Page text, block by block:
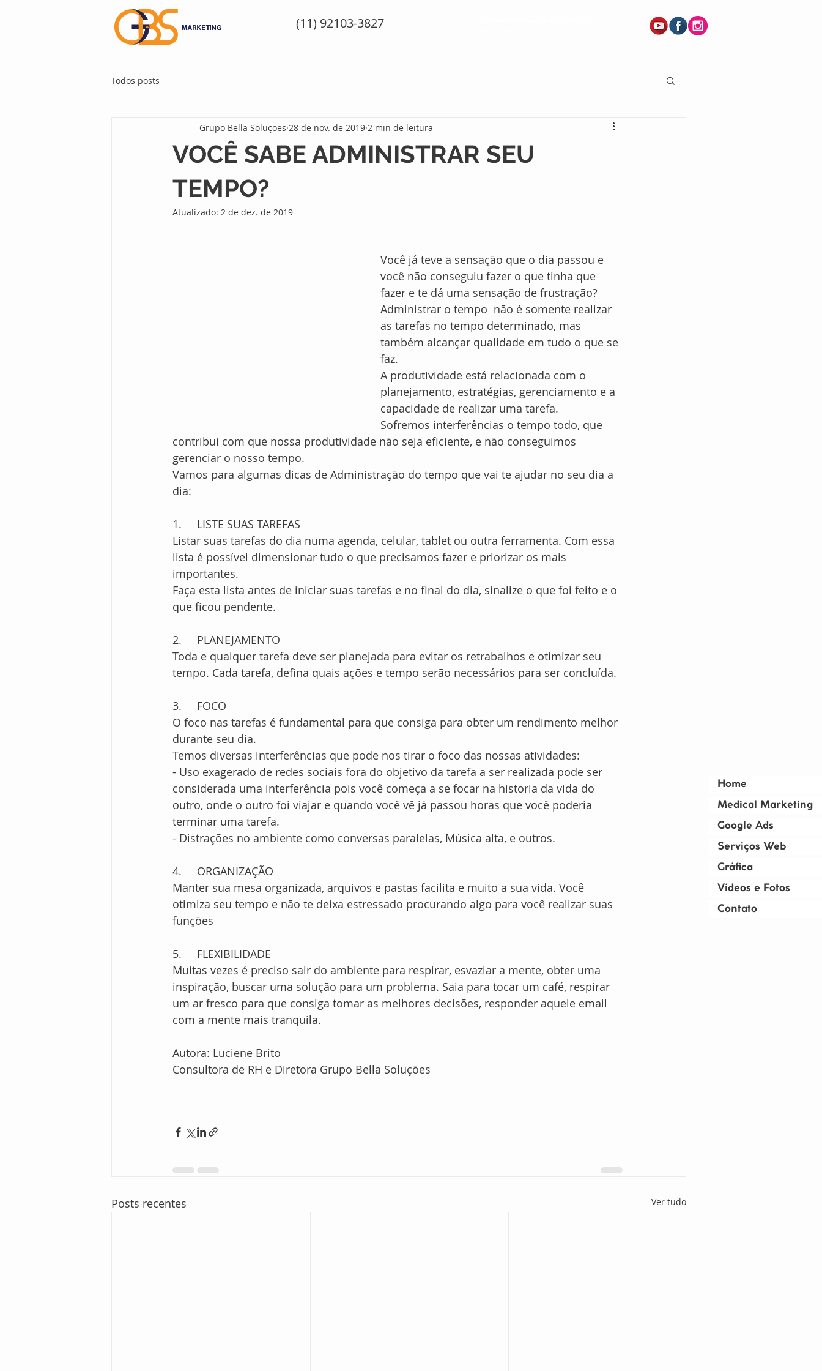
(11) 92103-3827
Home
Medical Marketing
Google Ads
Serviços Web
Gráfica
Vídeos e Fotos
Contato
Todos posts
VOCÊ SABE ADMINISTRAR SEU
TEMPO?
Grupo Bella Soluções 28 de nov. de 2019 2 min de leitura
Atualizado: 2 de dez. de 2019
Você já teve a sensação que o dia passou e
você não conseguiu fazer o que tinha que
fazer e te dá uma sensação de frustração?
Administrar o tempo  não é somente realizar
as tarefas no tempo determinado, mas
também alcançar qualidade em tudo o que se
faz.
A produtividade está relacionada com o
planejamento, estratégias, gerenciamento e a
capacidade de realizar uma tarefa.
Sofremos interferências o tempo todo, que
contribui com que nossa produtividade não seja eficiente, e não conseguimos
gerenciar o nosso tempo.
Vamos para algumas dicas de Administração do tempo que vai te ajudar no seu dia a
dia:
1.	LISTE SUAS TAREFAS
Listar suas tarefas do dia numa agenda, celular, tablet ou outra ferramenta. Com essa
lista é possível dimensionar tudo o que precisamos fazer e priorizar os mais
importantes.
Faça esta lista antes de iniciar suas tarefas e no final do dia, sinalize o que foi feito e o
que ficou pendente.
2.	PLANEJAMENTO
Toda e qualquer tarefa deve ser planejada para evitar os retrabalhos e otimizar seu
tempo. Cada tarefa, defina quais ações e tempo serão necessários para ser concluída.
3.	FOCO
O foco nas tarefas é fundamental para que consiga para obter um rendimento melhor
durante seu dia.
Temos diversas interferências que pode nos tirar o foco das nossas atividades:
- Uso exagerado de redes sociais fora do objetivo da tarefa a ser realizada pode ser
considerada uma interferência pois você começa a se focar na historia da vida do
outro, onde o outro foi viajar e quando você vê já passou horas que você poderia
terminar uma tarefa.
- Distrações no ambiente como conversas paralelas, Música alta, e outros.
4.	ORGANIZAÇÃO
Manter sua mesa organizada, arquivos e pastas facilita e muito a sua vida. Você
otimiza seu tempo e não te deixa estressado procurando algo para você realizar suas
funções
5.	FLEXIBILIDADE
Muitas vezes é preciso sair do ambiente para respirar, esvaziar a mente, obter uma
inspiração, buscar uma solução para um problema. Saia para tocar um café, respirar
um ar fresco para que consiga tomar as melhores decisões, responder aquele email
com a mente mais tranquila.
Autora: Luciene Brito
Consultora de RH e Diretora Grupo Bella Soluções
Posts recentes Ver tudo